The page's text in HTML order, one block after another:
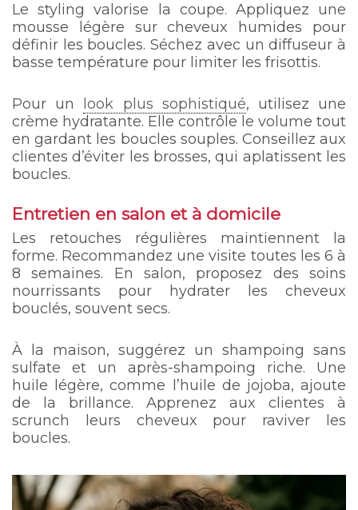
Le styling valorise la coupe. Appliquez une
mousse légère sur cheveux humides pour
définir les boucles. Séchez avec un diffuseur à
basse température pour limiter les frisottis.
Pour un look plus sophistiqué, utilisez une
crème hydratante. Elle contrôle le volume tout
en gardant les boucles souples. Conseillez aux
clientes d’éviter les brosses, qui aplatissent les
boucles.
Entretien en salon et à domicile
Les retouches régulières maintiennent la
forme. Recommandez une visite toutes les 6 à
8 semaines. En salon, proposez des soins
nourrissants pour hydrater les cheveux
bouclés, souvent secs.
À la maison, suggérez un shampoing sans
sulfate et un après-shampoing riche. Une
huile légère, comme l’huile de jojoba, ajoute
de la brillance. Apprenez aux clientes à
scrunch leurs cheveux pour raviver les
boucles.